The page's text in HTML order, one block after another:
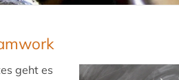
geht es